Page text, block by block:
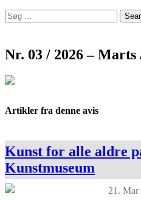
Search
for:
Nr. 03 / 2026 –
Artikler fra denne avis
Kunst for alle aldre
Kunstmuseum
21. Mar